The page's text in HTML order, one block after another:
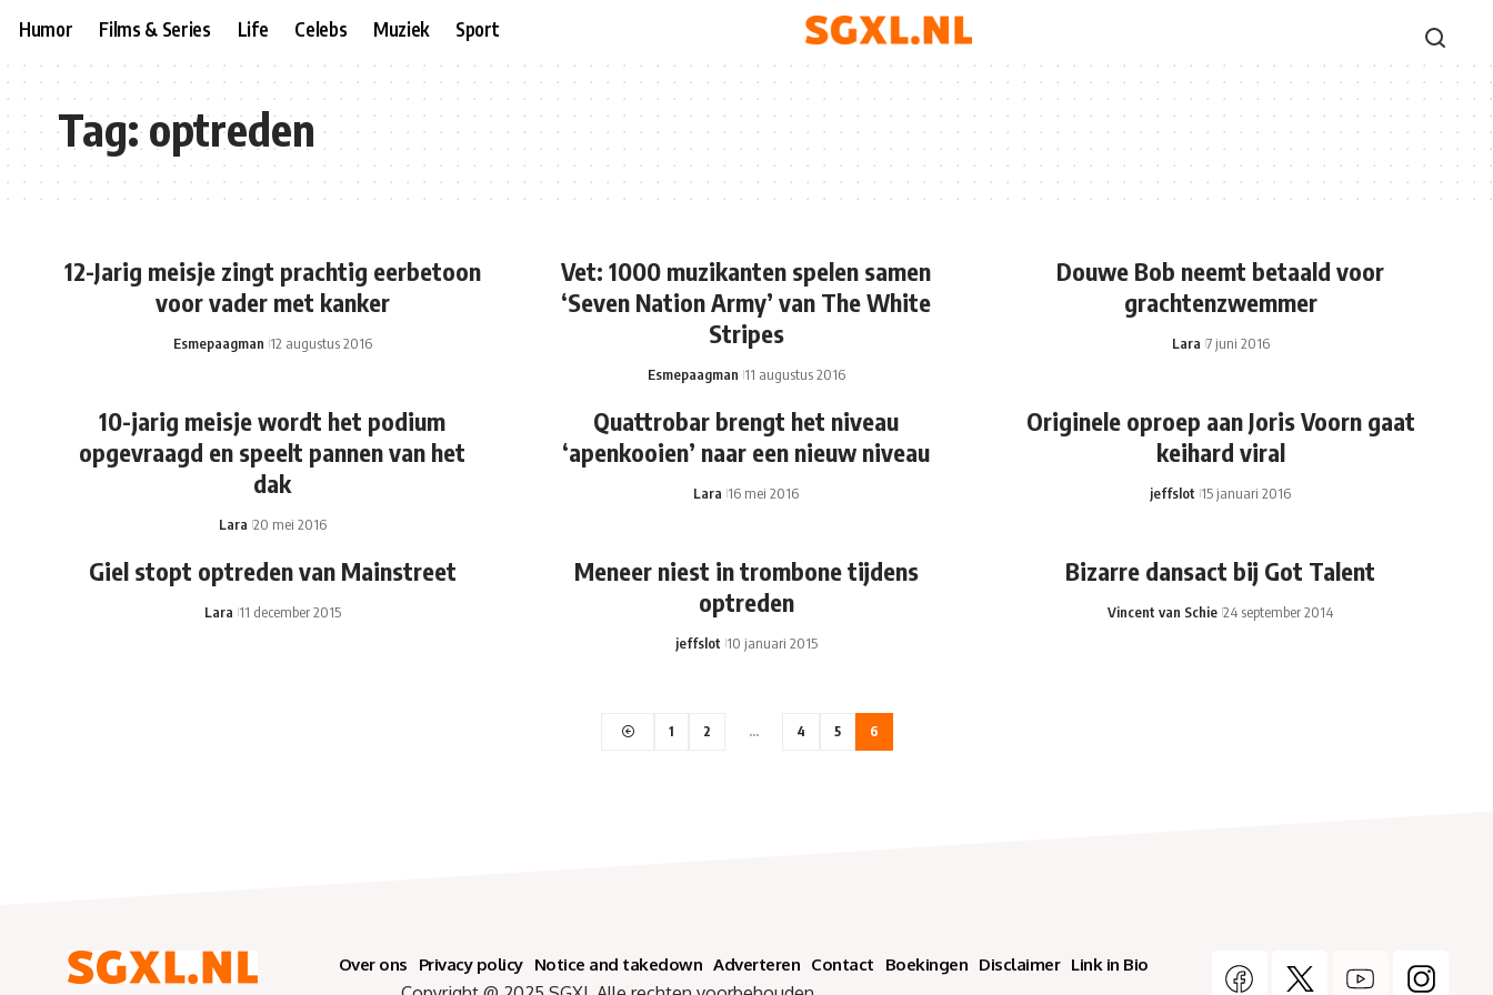
Humor Films & Series Life Celebs Muziek Sport
Tag:optreden
12-Jarig meisje zingt prachtig eerbetoon
voor vader met kanker
Esmepaagman 12 augustus 2016
Vet: 1000 muzikanten spelen samen
‘Seven Nation Army’ van The White
Stripes
Esmepaagman 11 augustus 2016
Douwe Bob neemt betaald voor
grachtenzwemmer
Lara 7 juni 2016
10-jarig meisje wordt het podium
opgevraagd en speelt pannen van het
dak
Lara 20 mei 2016
Quattrobar brengt het niveau
‘apenkooien’ naar een nieuw niveau
Lara 16 mei 2016
Originele oproep aan Joris Voorn gaat
keihard viral
jeffslot 15 januari 2016
Giel stopt optreden van Mainstreet
Lara 11 december 2015
Meneer niest in trombone tijdens
optreden
jeffslot 10 januari 2015
Bizarre dansact bij Got Talent
Vincent van Schie 24 september 2014
1 2 … 4 5 6
Over ons Privacy policy Notice and takedown Adverteren Contact Boekingen Disclaimer Link in Bio